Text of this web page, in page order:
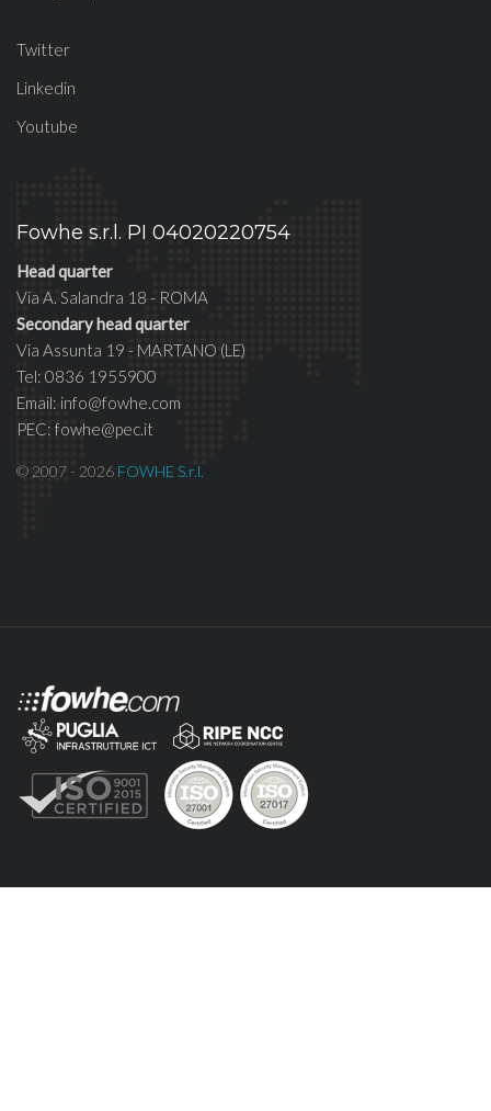
Twitter
Linkedin
Youtube
Fowhe s.r.l. PI 04020220754
Head quarter
Via A. Salandra 18 - ROMA
Secondary head quarter
Via Assunta 19 - MARTANO (LE)
Tel: 0836 1955900
Email: info@fowhe.com
PEC: fowhe@pec.it
© 2007 - 2026 FOWHE S.r.l.